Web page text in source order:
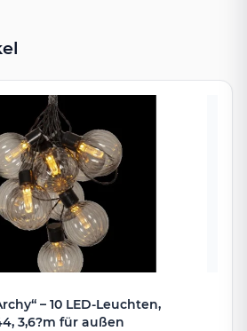
– 10 LED-Leuchten,
3,6?m für außen